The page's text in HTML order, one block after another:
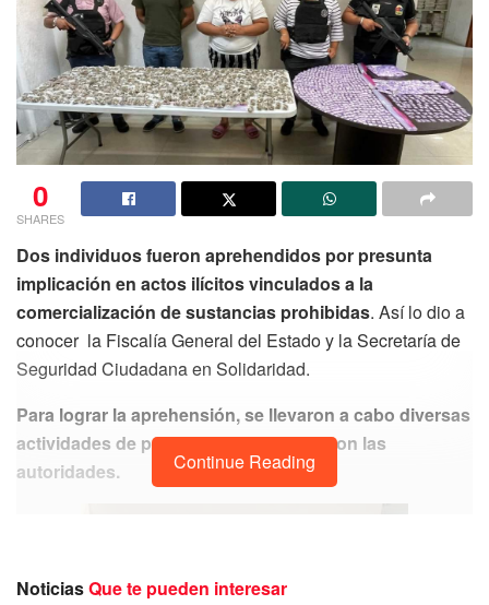
0
SHARES
Dos individuos fueron aprehendidos por presunta
implicación en actos ilícitos vinculados a la
comercialización de sustancias prohibidas. Así lo dio a
conocer la Fiscalía General del Estado y la Secretaría de
Seguridad Ciudadana en Solidaridad.
Para lograr la aprehensión, se llevaron a cabo diversas
actividades de pesquisa, como afirmaron las
autoridades.
Continue Reading
NoticiasQue te pueden interesar